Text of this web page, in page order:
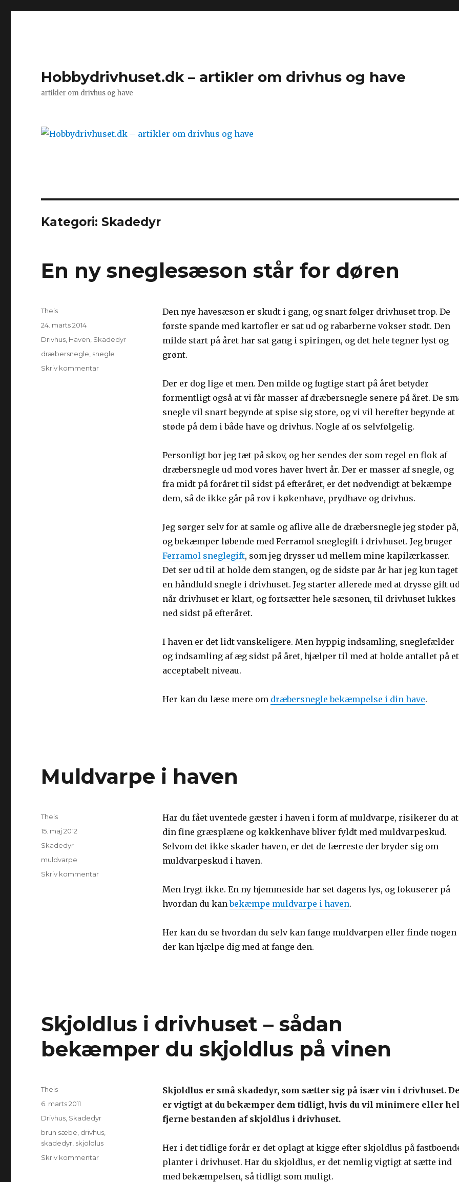
Hobbydrivhuset.dk – artikler om drivhus og have
artikler om drivhus og have
Kategori: Skadedyr
En ny sneglesæson står for døren
Den nye havesæson er skudt i gang, og snart følger drivhuset trop. De
første spande med kartofler er sat ud og rabarberne vokser stødt. Den
milde start på året har sat gang i spiringen, og det hele tegner lyst og
grønt.
Der er dog lige et men. Den milde og fugtige start på året betyder
formentligt også at vi får masser af dræbersnegle senere på året. De
snegle vil snart begynde at spise sig store, og vi vil herefter begynde at
støde på dem i både have og drivhus. Nogle af os selvfølgelig.
Personligt bor jeg tæt på skov, og her sendes der som regel en flok af
dræbersnegle ud mod vores haver hvert år. Der er masser af snegle, og
fra midt på foråret til sidst på efteråret, er det nødvendigt at bekæmpe
dem, så de ikke går på rov i køkenhave, prydhave og drivhus.
Jeg sørger selv for at samle og aflive alle de dræbersnegle jeg støder på,
og bekæmper løbende med Ferramol sneglegift i drivhuset. Jeg bruger
Ferramol sneglegift, som jeg drysser ud mellem mine kapilærkasser.
Det ser ud til at holde dem stangen, og de sidste par år har jeg kun taget
en håndfuld snegle i drivhuset. Jeg starter allerede med at drysse gift
når drivhuset er klart, og fortsætter hele sæsonen, til drivhuset lukkes
ned sidst på efteråret.
I haven er det lidt vanskeligere. Men hyppig indsamling, sneglefælder
og indsamling af æg sidst på året, hjælper til med at holde antallet på et
acceptabelt niveau.
Her kan du læse mere om dræbersnegle bekæmpelse i din have.
Forfatter
Theis
Udgivet
24. marts 2014
Kategorier
Drivhus Haven Skadedyr
Tags
dræbersnegle snegle
Skriv kommentar
Muldvarpe i haven
Har du fået uventede gæster i haven i form af muldvarpe, risikerer du at
din fine græsplæne og køkkenhave bliver fyldt med muldvarpeskud.
Selvom det ikke skader haven, er det de færreste der bryder sig om
muldvarpeskud i haven.
Men frygt ikke. En ny hjemmeside har set dagens lys, og fokuserer på
hvordan du kanbekæmpe muldvarpe i haven.
Her kan du se hvordan du selv kan fange muldvarpen eller finde nogen
der kan hjælpe dig med at fange den.
Forfatter
Theis
Udgivet
15. maj 2012
Kategorier
Skadedyr
Tags
muldvarpe
Skriv kommentar
Skjoldlus i drivhuset – sådan
bekæmper du skjoldlus på vinen
Skjoldlus er små skadedyr, som sætter sig på især vin i drivhuset.
er vigtigt at du bekæmper dem tidligt, hvis du vil minimere eller
fjerne bestanden af skjoldlus i drivhuset.
Her i det tidlige forår er det oplagt at kigge efter skjoldlus på
planter i drivhuset. Har du skjoldlus, er det nemlig vigtigt at sætte ind
med bekæmpelsen, så tidligt som muligt.
Forfatter
Theis
Udgivet
6. marts 2011
Kategorier
Drivhus Skadedyr
Tags
brun sæbe drivhus
skadedyr skjoldlus
Skriv kommentar